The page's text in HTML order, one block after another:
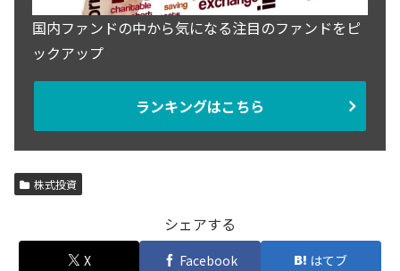
国内ファンドの中から気になる注目のファンドをピ
ックアップ
ランキングはこちら
株式投資
シェアする
X Facebook はてブ